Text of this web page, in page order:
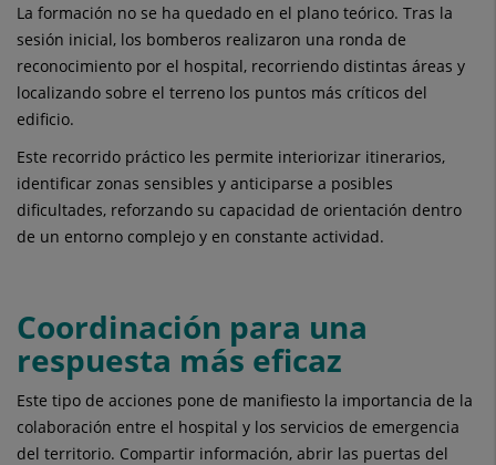
La formación no se ha quedado en el plano teórico. Tras la
sesión inicial, los bomberos realizaron una ronda de
reconocimiento por el hospital, recorriendo distintas áreas y
localizando sobre el terreno los puntos más críticos del
edificio.
Este recorrido práctico les permite interiorizar itinerarios,
identificar zonas sensibles y anticiparse a posibles
dificultades, reforzando su capacidad de orientación dentro
de un entorno complejo y en constante actividad.
Coordinación para una
respuesta más eficaz
Este tipo de acciones pone de manifiesto la importancia de la
colaboración entre el hospital y los servicios de emergencia
del territorio. Compartir información, abrir las puertas del